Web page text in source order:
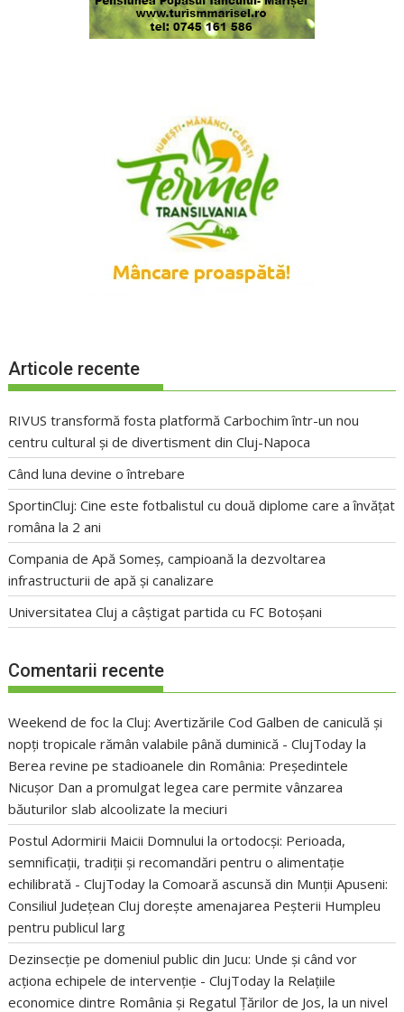
Articole recente
RIVUS transformă fosta platformă Carbochim într-un nou
centru cultural și de divertisment din Cluj-Napoca
Când luna devine o întrebare
SportinCluj: Cine este fotbalistul cu două diplome care a învățat
româna la 2 ani
Compania de Apă Someș, campioană la dezvoltarea
infrastructurii de apă și canalizare
Universitatea Cluj a câștigat partida cu FC Botoșani
Comentarii recente
Weekend de foc la Cluj: Avertizările Cod Galben de caniculă și
nopți tropicale rămân valabile până duminică - ClujToday la
Berea revine pe stadioanele din România: Președintele
Nicușor Dan a promulgat legea care permite vânzarea
băuturilor slab alcoolizate la meciuri
Postul Adormirii Maicii Domnului la ortodocși: Perioada,
semnificații, tradiții și recomandări pentru o alimentație
echilibrată - ClujToday laComoară ascunsă din Munții Apuseni:
Consiliul Județean Cluj dorește amenajarea Peșterii Humpleu
pentru publicul larg
Dezinsecție pe domeniul public din Jucu: Unde și când vor
acționa echipele de intervenție - ClujToday la Relațiile
economice dintre România și Regatul Țărilor de Jos, la un nivel